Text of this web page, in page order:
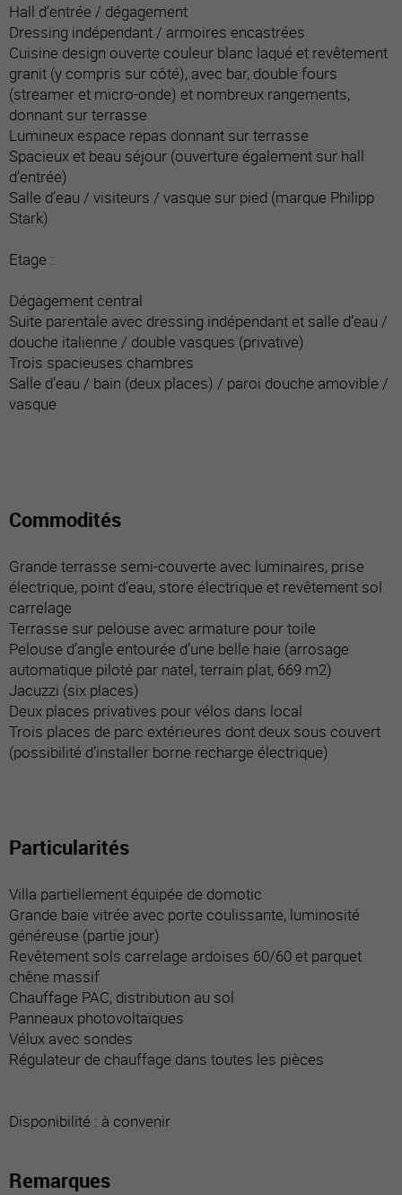
Hall d’entrée / dégagement
Dressing indépendant / armoires encastrées
Cuisine design ouverte couleur blanc laqué et revêtement
granit (y compris sur côté), avec bar, double fours
(streamer et micro-onde) et nombreux rangements,
donnant sur terrasse
Lumineux espace repas donnant sur terrasse
Spacieux et beau séjour (ouverture également sur hall
d’entrée)
Salle d’eau / visiteurs / vasque sur pied (marque Philipp
Stark)
Etage :
Dégagement central
Suite parentale avec dressing indépendant et salle d’eau /
douche italienne / double vasques (privative)
Trois spacieuses chambres
Salle d’eau / bain (deux places) / paroi douche amovible /
vasque
Commodités
Grande terrasse semi-couverte avec luminaires, prise
électrique, point d’eau, store électrique et revêtement sol
carrelage
Terrasse sur pelouse avec armature pour toile
Pelouse d’angle entourée d’une belle haie (arrosage
automatique piloté par natel, terrain plat, 669 m2)
Jacuzzi (six places)
Deux places privatives pour vélos dans local
Trois places de parc extérieures dont deux sous couvert
(possibilité d’installer borne recharge électrique)
Particularités
Villa partiellement équipée de domotic
Grande baie vitrée avec porte coulissante, luminosité
généreuse (partie jour)
Revêtement sols carrelage ardoises 60/60 et parquet
chêne massif
Chauffage PAC, distribution au sol
Panneaux photovoltaïques
Vélux avec sondes
Régulateur de chauffage dans toutes les pièces
Disponibilité : à convenir
Remarques